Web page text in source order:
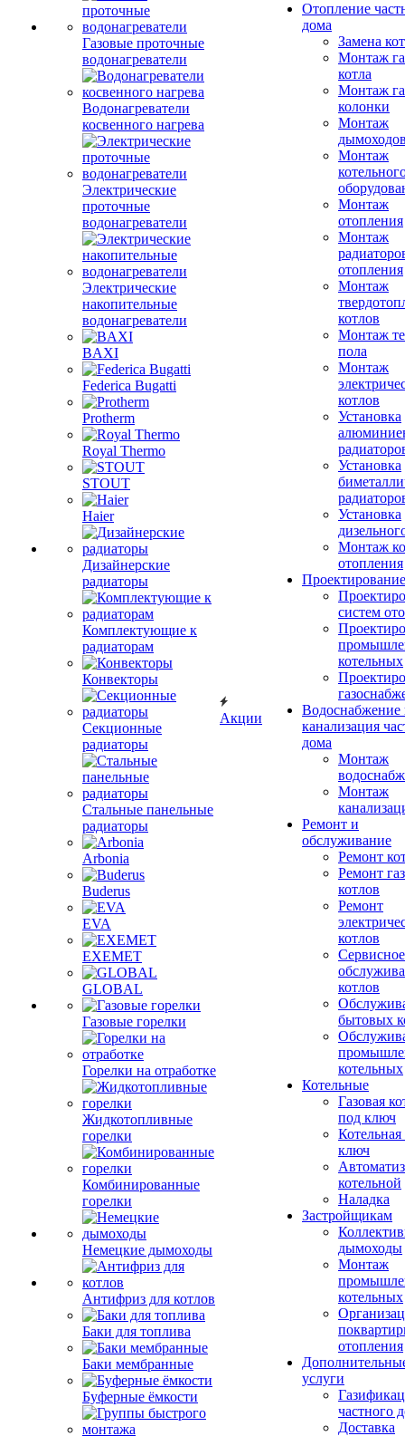
Газовые проточные
водонагреватели
Водонагреватели
косвенного нагрева
Электрические
проточные
водонагреватели
Электрические
накопительные
водонагреватели
BAXI
Federica Bugatti
Protherm
Royal Thermo
STOUT
Haier
Дизайнерские
радиаторы
Комплектующие к
радиаторам
Конвекторы
Секционные
радиаторы
Стальные панельные
радиаторы
Arbonia
Buderus
EVA
EXEMET
GLOBAL
Газовые горелки
Горелки на отработке
Жидкотопливные
горелки
Комбинированные
горелки
Немецкие дымоходы
Антифриз для котлов
Баки для топлива
Баки мембранные
Буферные ёмкости
Акции
Отопление
дома
Замена
Монтаж
котла
Монтаж
колонки
Монтаж
Монтаж
Монтаж
отопления
Монтаж
отопления
Монтаж
котлов
Монтаж
пола
Монтаж
котлов
Установка
Установка
Установка
Монтаж
отопления
Проектирование
систем
котельных
Водоснабжение
канализация
дома
Монтаж
Монтаж
Ремонт и
обслуживание
Ремонт
Ремонт
котлов
Ремонт
котлов
Сервисное
котлов
бытовых
котельных
Котельные
Газовая
под ключ
ключ
котельной
Наладка
Застройщикам
дымоходы
Монтаж
котельных
отопления
услуги
частного
Доставка